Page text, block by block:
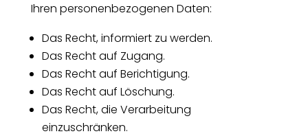
Ihren personenbezogenen Daten:
Das Recht, informiert zu werden.
Das Recht auf Zugang.
Das Recht auf Berichtigung.
Das Recht auf Löschung.
Das Recht, die Verarbeitung
einzuschränken.